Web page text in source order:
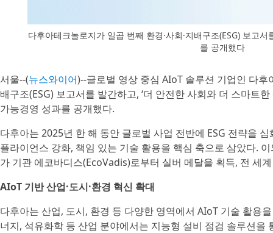
다후아테크놀로지가 일곱 번째 환경·사회·지배구조(ESG) 보고
를 공개했다
서울--(뉴스와이어)--글로벌 영상 중심 AIoT 솔루션 기업인 다후
배구조(ESG) 보고서를 발간하고, ‘더 안전한 사회와 더 스마트
가능경영 성과를 공개했다.
다후아는 2025년 한 해 동안 글로벌 사업 전반에 ESG 전략을
플라이언스 강화, 책임 있는 기술 활용을 핵심 축으로 삼았다.
가 기관 에코바디스(EcoVadis)로부터 실버 메달을 획득, 전 세
AIoT 기반 산업·도시·환경 혁신 확대
다후아는 산업, 도시, 환경 등 다양한 영역에서 AIoT 기술 활용
너지, 석유화학 등 산업 분야에서는 지능형 설비 점검 솔루션을